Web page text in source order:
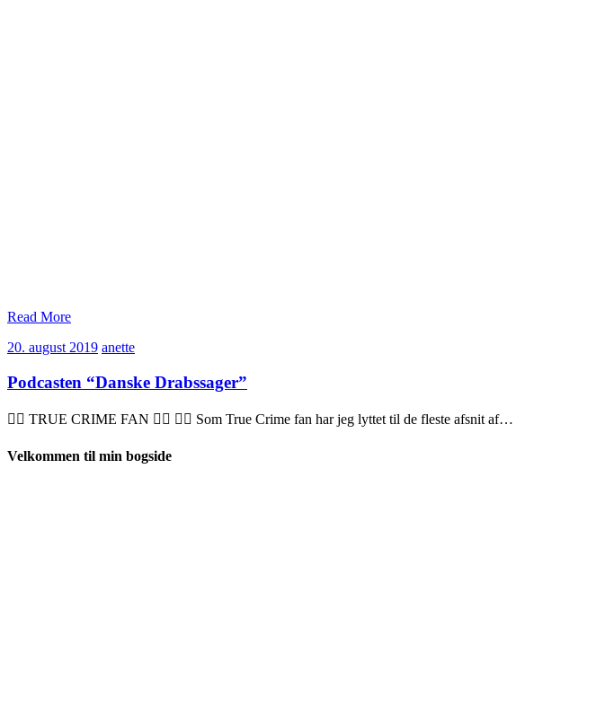
Read More
20. august 201920.
2019
anetteanette
Podcasten “Danske Drabssager”
🕵️‍♂️ TRUE CRIME FAN 👮‍♂️ 👨‍⚖️ Som True Crime fan har jeg lyttet til de fleste afsnit af…
Velkommen til min bogside